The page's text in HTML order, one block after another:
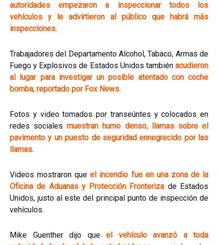
autoridades empezaron a inspeccionar todos los
vehículos y le advirtieron al público que habrá más
inspecciones.
Trabajadores del Departamento Alcohol, Tabaco, Armas de
Fuego y Explosivos de Estados Unidos también acudieron
al lugar para investigar un posible atentado con coche
bomba, reportado por Fox News.
Fotos y video tomados por transeúntes y colocados en
redes sociales muestran humo denso, llamas sobre el
pavimento y un puesto de seguridad ennegrecido por las
llamas.
Videos mostraron queel incendio fue en una zona de la
Oficina de Aduanas y Protección Fronteriza de Estados
Unidos, justo al este del principal punto de inspección de
vehículos.
Mike Guenther dijo queel vehículo avanzó a toda